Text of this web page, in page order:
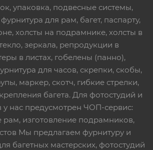
упаковка, подвесные системы,
для рам, багет, паспарту,
холсты на подрамнике, холсты в
зеркала, репродукции в
в листах, гобелены (панно),
для часов, скрепки, скобы,
маркер, скотч, гибкие стрелки,
багета. Для фотостудий и
у нас предусмотрен ЧОП-сервис:
рам, изготовление подрамников,
Мы предлагаем фурнитуру и
багетных мастерских, фотостудий